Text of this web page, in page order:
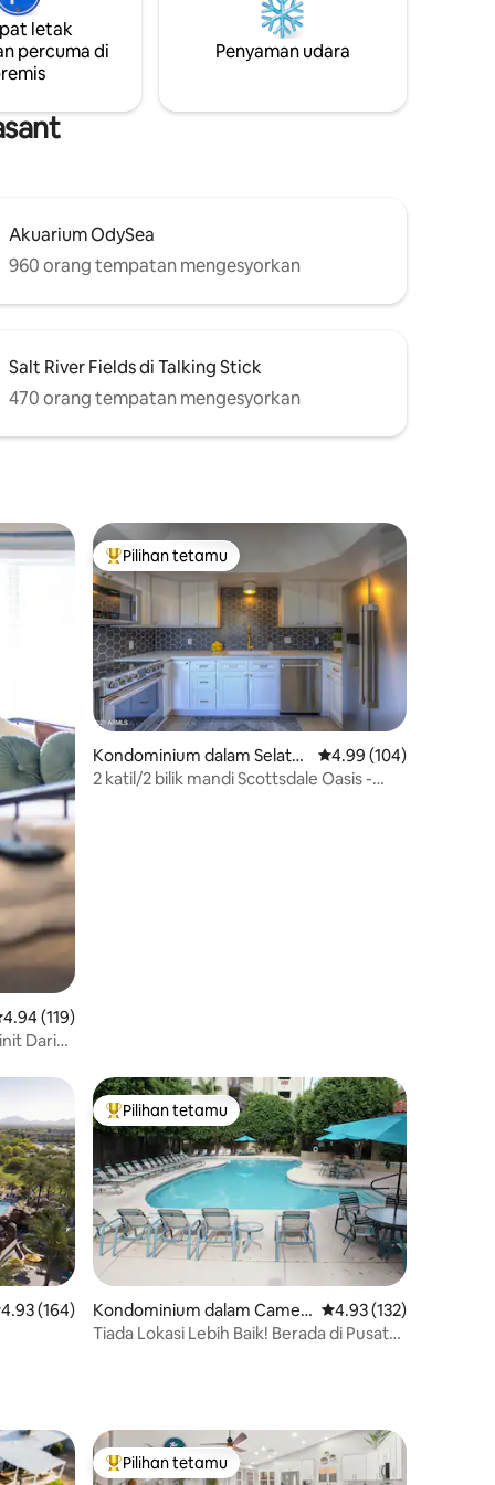
akan
moden
patio
tempatan yang hebat—semua yang
anda perlukan berada dalam jarak kurang
daripada 5 minit. Aman, damai dan lokasi
tidak mesra kucing.
letak
percuma di
Penyaman udara
Akuarium OdySea
960 orang tempatan mengesyorkan
Salt River Fields di Talking Stick
470 orang tempatan mengesyorkan
purata 4.94 daripada 5, 119 ulasan
4.94 (119)
Dari
Pilihan utama tetamu
Pilihan tetamu
Kondominium dalam Selata
n Scottsdale
Penarafan purata 4.99
4.99 (104)
2 katil/2 bilik mandi Scottsdale Oasis -
purata 4.93 daripada 5, 164 ulasan
4.93 (164)
Pilihan utama tetamu
Pilihan tetamu
Kondominium dalam Camel
back East
Penarafan purata 4.93
4.93 (132)
Tiada Lokasi Lebih Baik! Berada di Pusat
Pilihan utama tetamu
Pilihan tetamu